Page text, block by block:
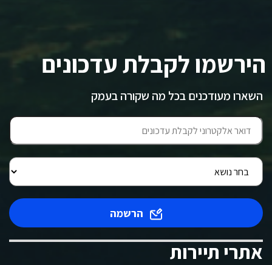
הירשמו לקבלת עדכונים
השארו מעודכנים בכל מה שקורה בעמק
הרשמה
אתרי תיירות